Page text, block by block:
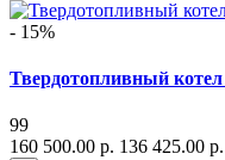
- 15%
Твердотопливный
99
160 500.00 р. 136 425.00 р.